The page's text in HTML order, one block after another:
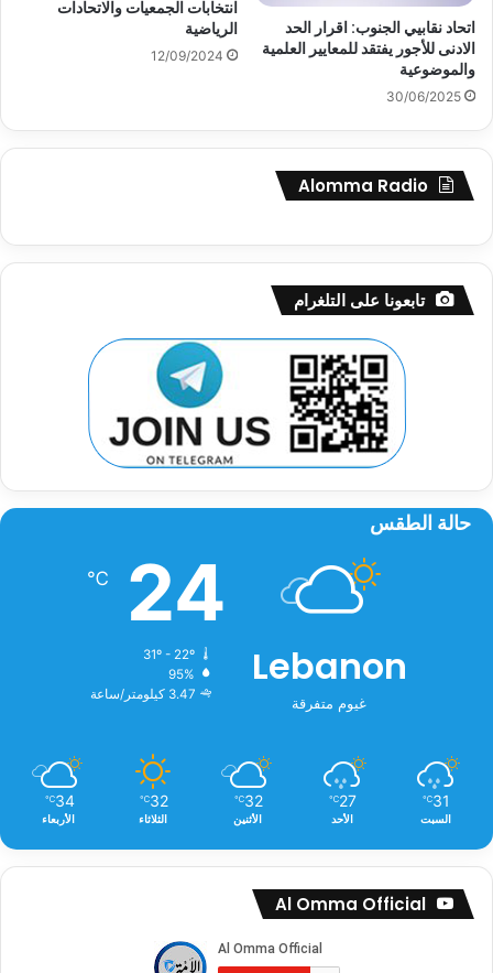
اتحاد نقابيي الجنوب: اقرار الحد
الادنى للأجور يفتقد للمعايير العلمية
والموضوعية
30/06/2025
انتخابات الجمعيات والاتحادات
الرياضية
12/09/2024
Alomma Radio
تابعونا على التلغرام
حالة الطقس
Lebanon
غيوم متفرقة
24
℃
31º - 22º
95%
3.47 كيلومتر/ساعة
31
℃
السبت
27
℃
الأحد
32
℃
الأثنين
32
℃
الثلاثاء
34
℃
الأربعاء
Al Omma Official